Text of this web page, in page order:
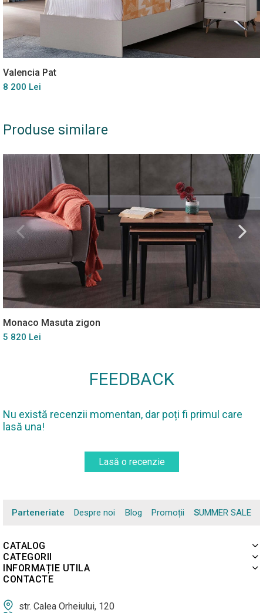
Valencia Pat
8 200 Lei
Produse similare
Monaco Masuta zigon
5 820 Lei
FEEDBACK
Nu există recenzii momentan, dar poți fi primul care
lasă una!
Lasă o recenzie
Parteneriate Despre noi Blog Promoții SUMMER SALE
CATALOG
CATEGORII
INFORMAȚIE UTILA
CONTACTE
str. Calea Orheiului, 120